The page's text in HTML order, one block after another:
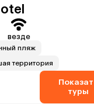
везде
пляж
территория
туры